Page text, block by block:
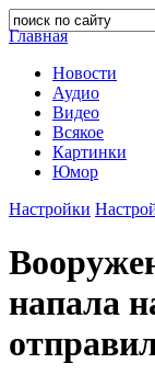
Главная
Новости
Аудио
Видео
Всякое
Картинки
Юмор
Настройки
напала